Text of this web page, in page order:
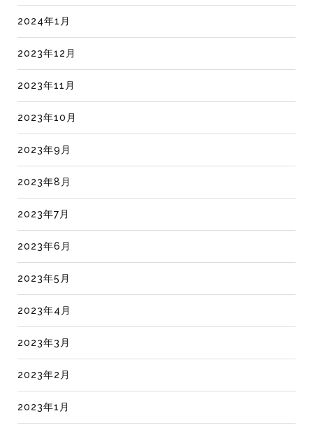
2024年1月
2023年12月
2023年11月
2023年10月
2023年9月
2023年8月
2023年7月
2023年6月
2023年5月
2023年4月
2023年3月
2023年2月
2023年1月